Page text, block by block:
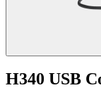
H340 USB